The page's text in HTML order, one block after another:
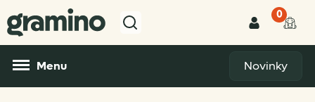
0
Menu Novinky